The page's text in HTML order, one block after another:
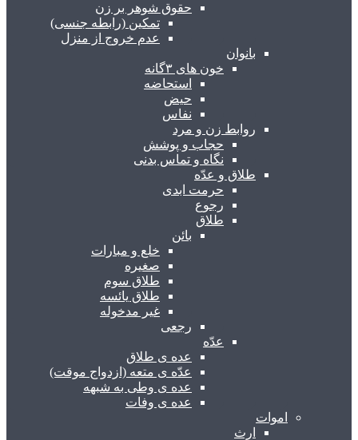
حقوق شوهر بر زن
تمکین (رابطه جنسی)
عدم خروج از منزل
بانوان
خون های ۳گانه
استحاضه
حیض
نفاس
روابط زن و مرد
حجاب و پوشش
نگاه و تماس بدنی
طلاق و عدّه
حرمت ابدی
رجوع
طلاق
بائن
خلع و مبارات
صغیره
طلاق سوم
طلاق یائسه
غیر مدخوله
رجعی
عدّه
عده ی طلاق
عدّه ی متعه (ازدواج موقت)
عده ی وطی به شبهه
عده ی وفات
اموات
ارث